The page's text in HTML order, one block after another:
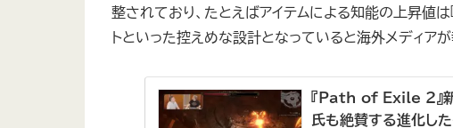
整されており、たとえばアイテムによる知能の上昇値
トといった控えめな設計となっていると海外メディアが
『Path of Exile 2』
氏も絶賛する進化した